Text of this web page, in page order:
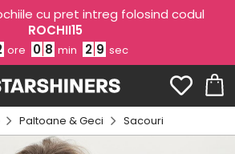
cu pret intreg folosind codul
ROCHII15
ore 0 8 min 2 8 sec
Paltoane & Geci Sacouri